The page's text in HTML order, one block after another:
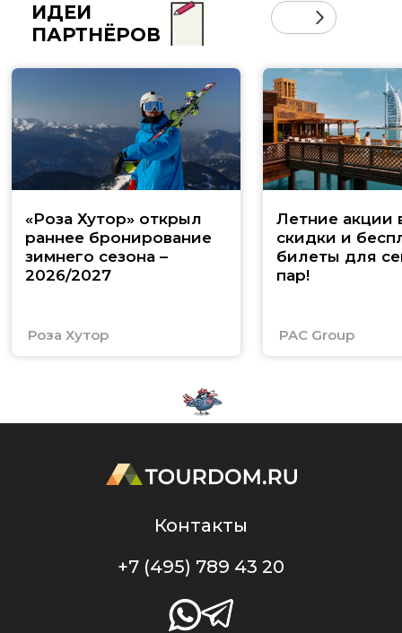
ИДЕИ
ПАРТНЁРОВ
«Роза Хутор» открыл
раннее бронирование
зимнего сезона –
2026/2027
Роза Хутор
Летние акции
скидки и
билеты для
пар!
PAC Group
Контакты
+7 (495) 789 43 20